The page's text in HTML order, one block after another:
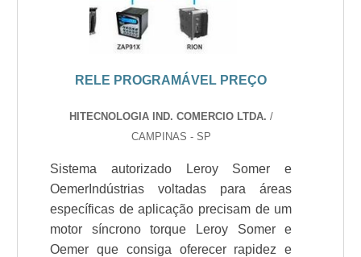
RELE PROGRAMÁVEL PREÇO
HITECNOLOGIA IND. COMERCIO LTDA. /
CAMPINAS - SP
Sistema autorizado Leroy Somer e
OemerIndústrias voltadas para áreas
específicas de aplicação precisam de um
motor síncrono torque Leroy Somer e
Oemer que consiga oferecer rapidez e